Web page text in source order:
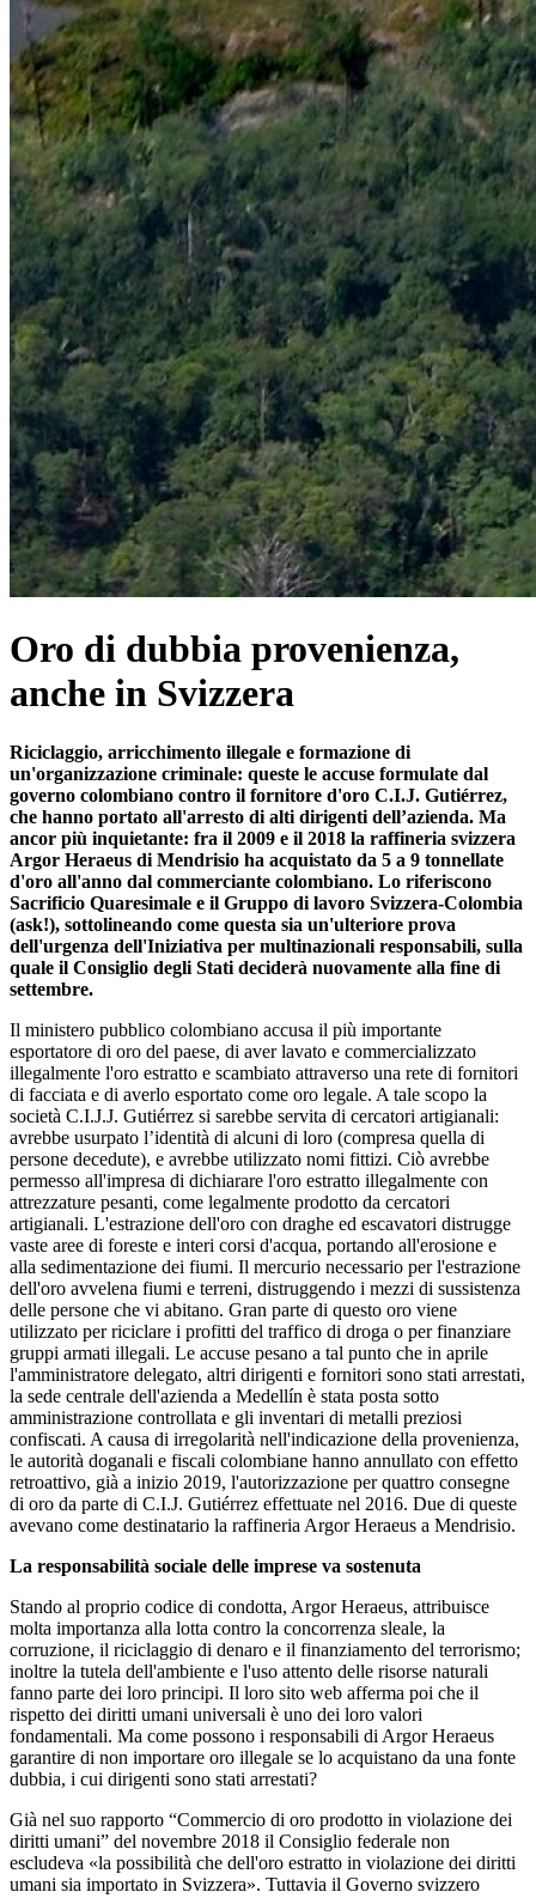
Oro di dubbia provenienza,
anche in Svizzera
Riciclaggio, arricchimento illegale e formazione di
un'organizzazione criminale: queste le accuse formulate dal
governo colombiano contro il fornitore d'oro C.I.J. Gutiérrez,
che hanno portato all'arresto di alti dirigenti dell’azienda. Ma
ancor più inquietante: fra il 2009 e il 2018 la raffineria svizzera
Argor Heraeus di Mendrisio ha acquistato da 5 a 9 tonnellate
d'oro all'anno dal commerciante colombiano. Lo riferiscono
Sacrificio Quaresimale e il Gruppo di lavoro Svizzera-Colombia
(ask!), sottolineando come questa sia un'ulteriore prova
dell'urgenza dell'Iniziativa per multinazionali responsabili, sulla
quale il Consiglio degli Stati deciderà nuovamente alla fine di
settembre.
Il ministero pubblico colombiano accusa il più importante
esportatore di oro del paese, di aver lavato e commercializzato
illegalmente l'oro estratto e scambiato attraverso una rete di fornitori
di facciata e di averlo esportato come oro legale. A tale scopo la
società C.I.J.J. Gutiérrez si sarebbe servita di cercatori artigianali:
avrebbe usurpato l’identità di alcuni di loro (compresa quella di
persone decedute), e avrebbe utilizzato nomi fittizi. Ciò avrebbe
permesso all'impresa di dichiarare l'oro estratto illegalmente con
attrezzature pesanti, come legalmente prodotto da cercatori
artigianali. L'estrazione dell'oro con draghe ed escavatori distrugge
vaste aree di foreste e interi corsi d'acqua, portando all'erosione e
alla sedimentazione dei fiumi. Il mercurio necessario per l'estrazione
dell'oro avvelena fiumi e terreni, distruggendo i mezzi di sussistenza
delle persone che vi abitano. Gran parte di questo oro viene
utilizzato per riciclare i profitti del traffico di droga o per finanziare
gruppi armati illegali. Le accuse pesano a tal punto che in aprile
l'amministratore delegato, altri dirigenti e fornitori sono stati arrestati,
la sede centrale dell'azienda a Medellín è stata posta sotto
amministrazione controllata e gli inventari di metalli preziosi
confiscati. A causa di irregolarità nell'indicazione della provenienza,
le autorità doganali e fiscali colombiane hanno annullato con effetto
retroattivo, già a inizio 2019, l'autorizzazione per quattro consegne
di oro da parte di C.I.J. Gutiérrez effettuate nel 2016. Due di queste
avevano come destinatario la raffineria Argor Heraeus a Mendrisio.
La responsabilità sociale delle imprese va sostenuta
Stando al proprio codice di condotta, Argor Heraeus, attribuisce
molta importanza alla lotta contro la concorrenza sleale, la
corruzione, il riciclaggio di denaro e il finanziamento del terrorismo;
inoltre la tutela dell'ambiente e l'uso attento delle risorse naturali
fanno parte dei loro principi. Il loro sito web afferma poi che il
rispetto dei diritti umani universali è uno dei loro valori
fondamentali. Ma come possono i responsabili di Argor Heraeus
garantire di non importare oro illegale se lo acquistano da una fonte
dubbia, i cui dirigenti sono stati arrestati?
Già nel suo rapporto “Commercio di oro prodotto in violazione dei
diritti umani” del novembre 2018 il Consiglio federale non
escludeva «la possibilità che dell'oro estratto in violazione dei diritti
umani sia importato in Svizzera». Tuttavia il Governo svizzero